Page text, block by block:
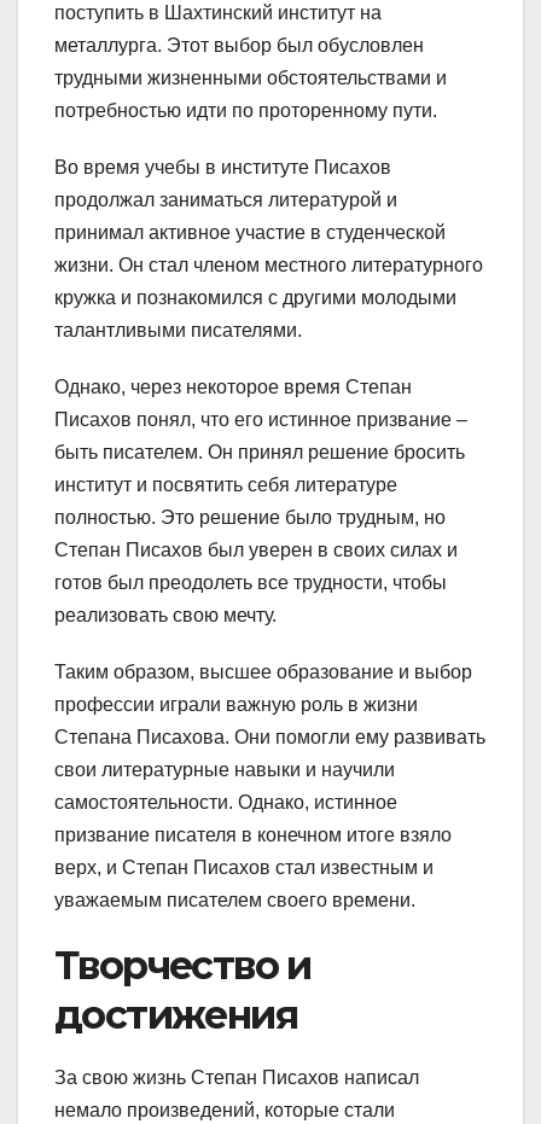
поступить в Шахтинский институт на
металлурга. Этот выбор был обусловлен
трудными жизненными обстоятельствами и
потребностью идти по проторенному пути.
Во время учебы в институте Писахов
продолжал заниматься литературой и
принимал активное участие в студенческой
жизни. Он стал членом местного литературного
кружка и познакомился с другими молодыми
талантливыми писателями.
Однако, через некоторое время Степан
Писахов понял, что его истинное призвание –
быть писателем. Он принял решение бросить
институт и посвятить себя литературе
полностью. Это решение было трудным, но
Степан Писахов был уверен в своих силах и
готов был преодолеть все трудности, чтобы
реализовать свою мечту.
Таким образом, высшее образование и выбор
профессии играли важную роль в жизни
Степана Писахова. Они помогли ему развивать
свои литературные навыки и научили
самостоятельности. Однако, истинное
призвание писателя в конечном итоге взяло
верх, и Степан Писахов стал известным и
уважаемым писателем своего времени.
Творчество и
достижения
За свою жизнь Степан Писахов написал
немало произведений, которые стали